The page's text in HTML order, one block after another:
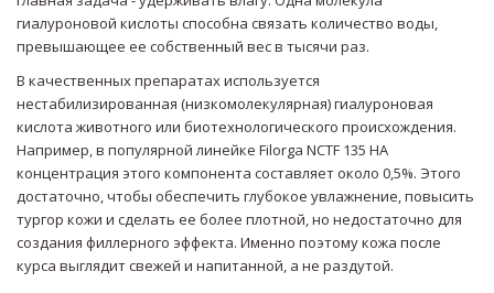
гиалуроновой кислоты способна связать количество воды,
превышающее ее собственный вес в тысячи раз.
В качественных препаратах используется
нестабилизированная (низкомолекулярная) гиалуроновая
кислота животного или биотехнологического происхождения.
Например, в популярной линейке Filorga NCTF 135 HA
концентрация этого компонента составляет около 0,5%. Этого
достаточно, чтобы обеспечить глубокое увлажнение, повысить
тургор кожи и сделать ее более плотной, но недостаточно для
создания филлерного эффекта. Именно поэтому кожа после
курса выглядит свежей и напитанной, а не раздутой.